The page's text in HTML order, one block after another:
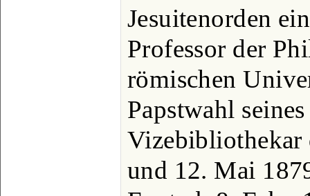
Jesuitenorden
Professor der
römischen
Papstwahl
Vizebibliothekar
und 12. Mai